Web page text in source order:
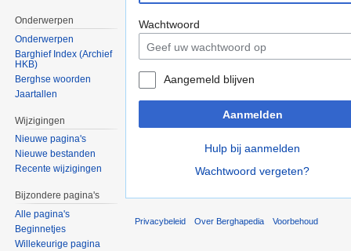
Wachtwoord
Aangemeld blijven
Aanmelden
Hulp bij aanmelden
Wachtwoord vergeten?
Onderwerpen
Onderwerpen
Barghief Index (Archief
HKB)
Berghse woorden
Jaartallen
Wijzigingen
Nieuwe pagina's
Nieuwe bestanden
Recente wijzigingen
Bijzondere pagina's
Alle pagina's
Beginnetjes
Willekeurige pagina
Privacybeleid Over Berghapedia Voorbehoud